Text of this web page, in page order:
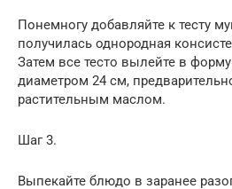
Понемногу добавляйте к тесту
получилась однородная
Затем все тесто вылейте в
диаметром 24 см,
растительным маслом.
Шаг 3.
Выпекайте блюдо в заранее